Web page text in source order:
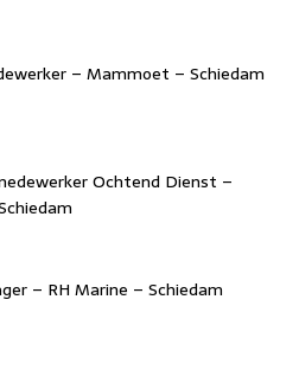
– Mammoet – Schiedam
Ochtend Dienst –
– RH Marine – Schiedam